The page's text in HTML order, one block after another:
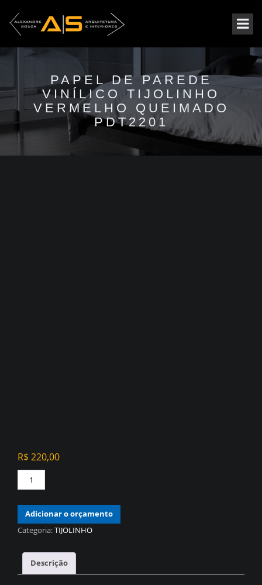
PAPEL DE PAREDE
VINÍLICO TIJOLINHO
VERMELHO QUEIMADO
PDT2201
R$ 220,00
PAPEL
DE
PAREDE
VINÍLICO
TIJOLINHO
QUEIMADO
Adicionar o orçamento
Categoria:TIJOLINHO
Descrição